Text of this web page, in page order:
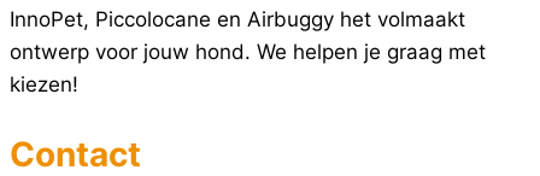
InnoPet, Piccolocane en Airbuggy het volmaakt
ontwerp voor jouw hond. We helpen je graag met
kiezen!
Contact